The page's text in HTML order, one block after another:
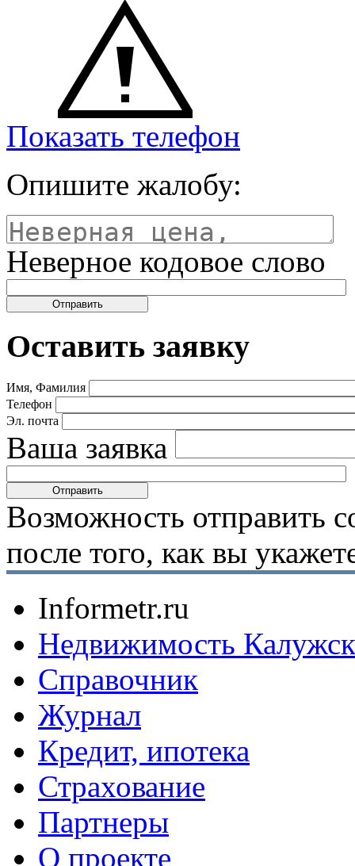
Показать телефон
Опишите жалобу:
Неверное кодовое слово
Оставить заявку
Имя, Фамилия
Телефон
Эл. почта
Ваша заявка
Возможность отправить
после того, как вы
Informetr.ru
Недвижимость
Справочник
Журнал
Кредит, ипотека
Страхование
Партнеры
O проекте